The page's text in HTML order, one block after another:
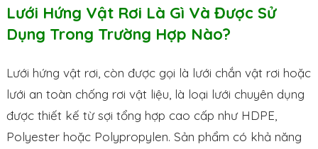
Lưới Hứng Vật Rơi Là Gì Và Được Sử
Dụng Trong Trường Hợp Nào?
Lưới hứng vật rơi, còn được gọi là lưới chắn vật rơi hoặc
lưới an toàn chống rơi vật liệu, là loại lưới chuyên dụng
được thiết kế từ sợi tổng hợp cao cấp như HDPE,
Polyester hoặc Polypropylen. Sản phẩm có khả năng